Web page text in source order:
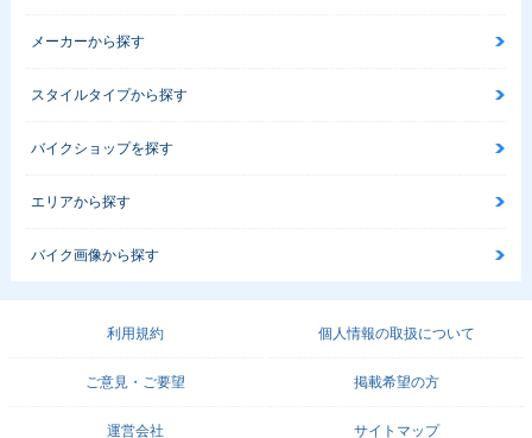
メーカーから探す
スタイルタイプから探す
バイクショップを探す
エリアから探す
バイク画像から探す
利用規約 個人情報の取扱について
ご意見・ご要望 掲載希望の方
運営会社 サイトマップ